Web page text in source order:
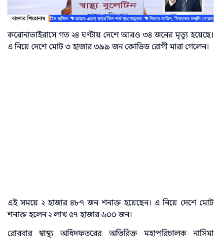
করোনাভাইরাসে গত ২৪ ঘণ্টায় দেশে আরও ৩৪ জনের মৃত্যু হয়েছে।
এ নিয়ে দেশে মোট ৩ হাজার ৩৯৯ জন কোভিড রোগী মারা গেলেন।
এই সময়ে ২ হাজার ৪৮৭ জন শনাক্ত হয়েছেন। এ নিয়ে দেশে মোট
শনাক্ত হলেন ২ লাখ ৫৭ হাজার ৬০০ জন।
রোববার স্বাস্থ্য অধিদফতরের অতিরিক্ত মহাপরিচালক নাসিমা